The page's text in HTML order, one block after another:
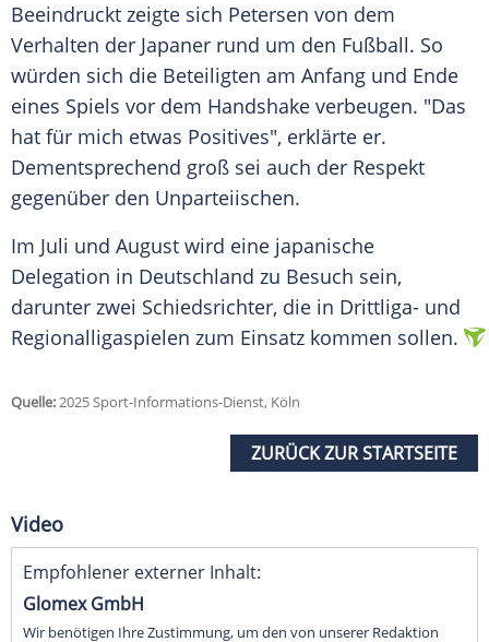
Beeindruckt zeigte sich Petersen von dem
Verhalten der Japaner rund um den Fußball. So
würden sich die Beteiligten am Anfang und Ende
eines Spiels vor dem Handshake verbeugen. "Das
hat für mich etwas Positives", erklärte er.
Dementsprechend groß sei auch der Respekt
gegenüber den Unparteiischen.
Im Juli und August wird eine japanische
Delegation in Deutschland zu Besuch sein,
darunter zwei Schiedsrichter, die in Drittliga- und
Regionalligaspielen zum Einsatz kommen sollen.
Quelle:2025 Sport-Informations-Dienst, Köln
ZURÜCK ZUR STARTSEITE
Video
Empfohlener externer Inhalt:
Glomex GmbH
Wir benötigen Ihre Zustimmung, um den von unserer Redaktion